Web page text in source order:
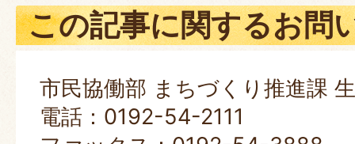
この記事に関するお問
市民協働部 まちづくり推進課
電話：0192-54-2111